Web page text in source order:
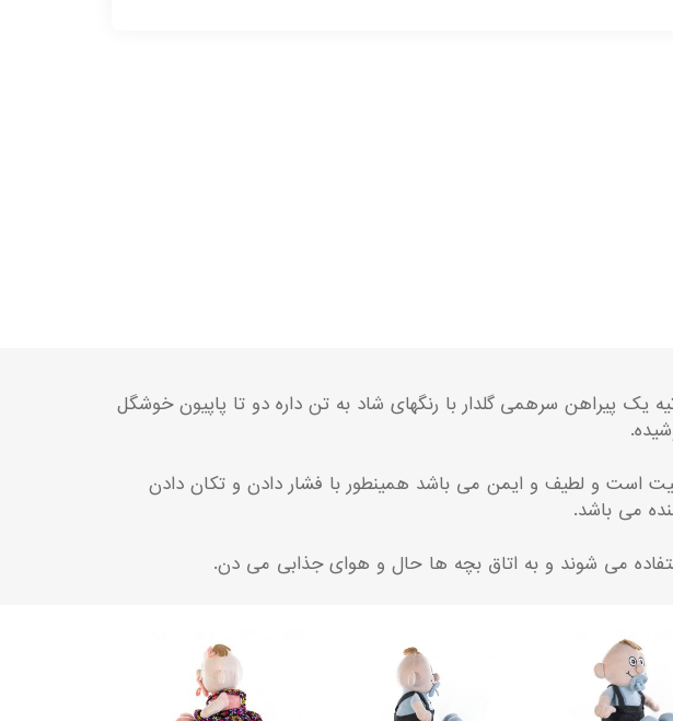
سرهمی گلدار با رنگهای شاد به تن داره دو تا پاپیون خوشگل
است و لطیف و ایمن می باشد همینطور با فشار دادن و تکان دادن
می باشد.
می شوند و به اتاق بچه ها حال و هوای جذابی می دن.